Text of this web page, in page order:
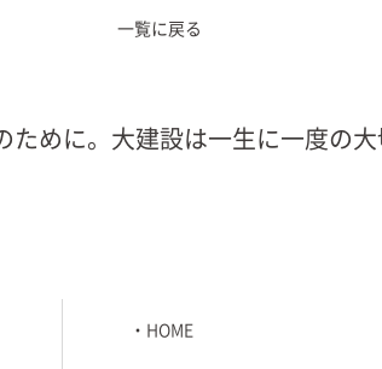
一覧に戻る
めに。大建設は一生に一度の
HOME